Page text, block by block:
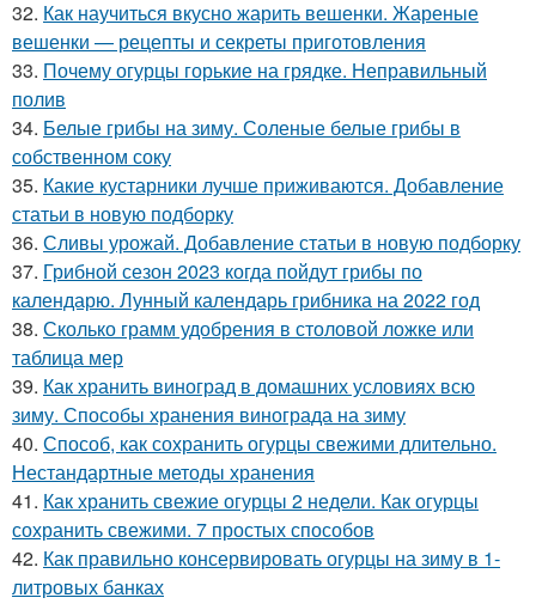
32. Как научиться вкусно жарить вешенки. Жареные
вешенки — рецепты и секреты приготовления
33. Почему огурцы горькие на грядке. Неправильный
полив
34. Белые грибы на зиму. Соленые белые грибы в
собственном соку
35. Какие кустарники лучше приживаются. Добавление
статьи в новую подборку
36. Сливы урожай. Добавление статьи в новую подборку
37. Грибной сезон 2023 когда пойдут грибы по
календарю. Лунный календарь грибника на 2022 год
38. Сколько грамм удобрения в столовой ложке или
таблица мер
39. Как хранить виноград в домашних условиях всю
зиму. Способы хранения винограда на зиму
40. Способ, как сохранить огурцы свежими длительно.
Нестандартные методы хранения
41. Как хранить свежие огурцы 2 недели. Как огурцы
сохранить свежими. 7 простых способов
42. Как правильно консервировать огурцы на зиму в 1-
литровых банках